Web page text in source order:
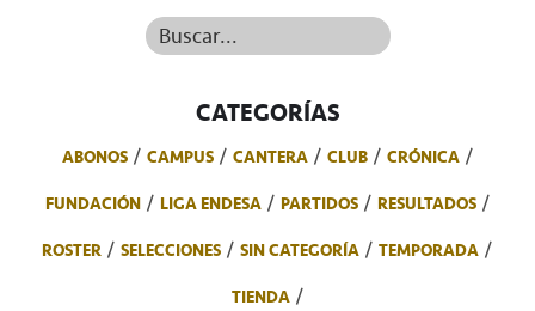
Buscar...
CATEGORÍAS
ABONOS CAMPUS CANTERA CLUB
CRÓNICA
FUNDACIÓN
LIGA ENDESA PARTIDOS
RESULTADOS
ROSTER
SELECCIONES SIN CATEGORÍA
TEMPORADA
TIENDA